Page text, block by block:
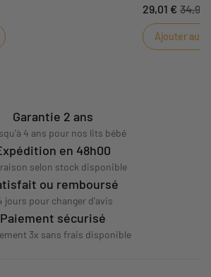
de la chambre de
en double gaze de
douceur à la chambre de
lits 120x60 et 140x70,
Ses couleurs
coordonnée
aux petites
29,01 € 34,95
Ajouter au
Garantie 2 ans
4 ans pour nos lits bébé
en 48h00
selon stock disponible
ou remboursé
jours pour changer d'avis
Paiement sécurisé
3x sans frais disponible